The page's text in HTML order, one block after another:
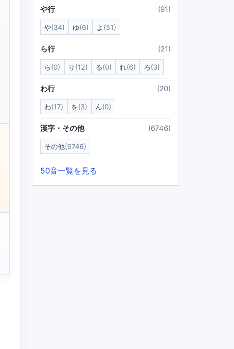
や行 (91)
や(34) ゆ(6) よ (51)
ら行 (21)
ら(0) り (12) る(0) れ(6) ろ(3)
わ行 (20)
わ(17) を(3) ん(0)
漢字・その他 (6746)
その他(6746)
50音一覧を見る